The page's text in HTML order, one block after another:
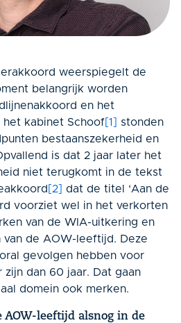
weerspiegelt de
belangrijk worden
en het
het kabinet Schoof [1]
stonden
bestaanszekerheid en
is dat 2 jaar later het
niet terugkomt in de tekst
[2]
dat de titel ‘Aan de
voorziet wel in het verkorten
van de WIA-uitkering en
van de AOW-leeftijd. Deze
gevolgen hebben voor
dan 60 jaar. Dat gaan
domein ook merken.
AOW-leeftijd alsnog in de